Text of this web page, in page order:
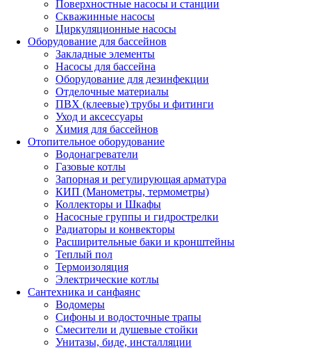
Поверхностные насосы и станции
Скважинные насосы
Циркуляционные насосы
Оборудование для бассейнов
Закладные элементы
Насосы для бассейна
Оборудование для дезинфекции
Отделочные материалы
ПВХ (клеевые) трубы и фитинги
Уход и аксессуары
Химия для бассейнов
Отопительное оборудование
Водонагреватели
Газовые котлы
Запорная и регулирующая арматура
КИП (Манометры, термометры)
Коллекторы и Шкафы
Насосные группы и гидрострелки
Радиаторы и конвекторы
Расширительные баки и кронштейны
Теплый пол
Термоизоляция
Электрические котлы
Сантехника и санфаянс
Водомеры
Сифоны и водосточные трапы
Смесители и душевые стойки
Унитазы, биде, инсталляции